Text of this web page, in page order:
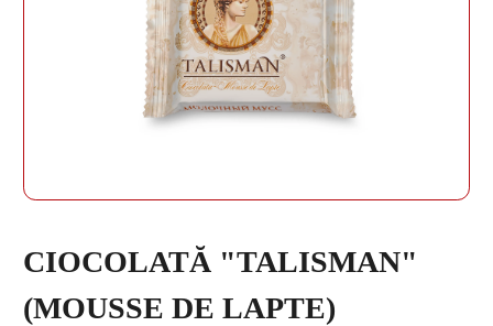
CIOCOLATĂ "TALISMAN"
(MOUSSE DE LAPTE)